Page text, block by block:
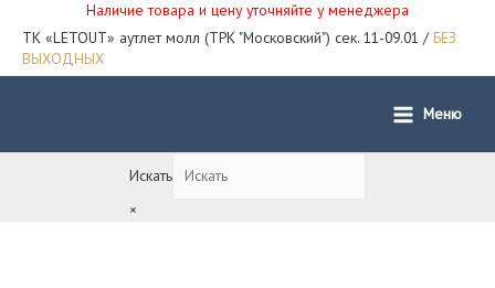
Наличие товара и цену уточняйте у менеджера
ТК «LETOUT» аутлет молл (ТРК "Московский") сек. 11-09.01 / БЕЗ
ВЫХОДНЫХ
Main
Меню
Искать
×